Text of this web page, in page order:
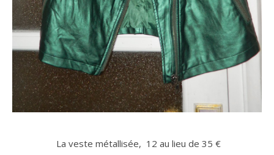
La veste métallisée, 12 au lieu de 35 €